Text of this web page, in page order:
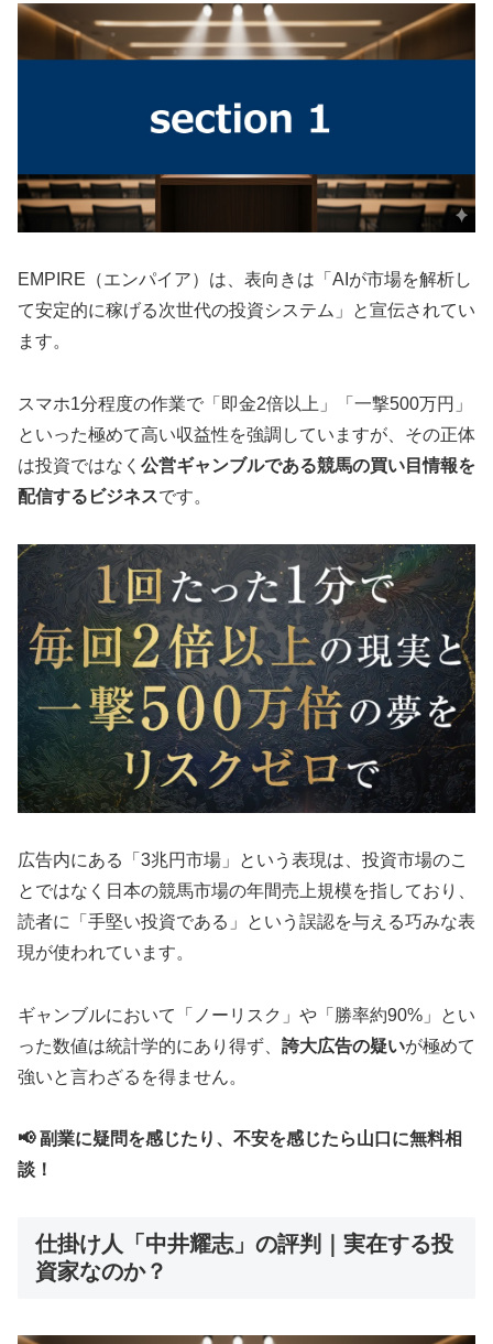
EMPIRE（エンパイア）は、表向きは「AIが市場を解析し
て安定的に稼げる次世代の投資システム」と宣伝されてい
ます。
スマホ1分程度の作業で「即金2倍以上」「一撃500万円」
といった極めて高い収益性を強調していますが、その正体
は投資ではなく 公営ギャンブルである競馬の買い目情報を
配信するビジネスです。
広告内にある「3兆円市場」という表現は、投資市場のこ
とではなく日本の競馬市場の年間売上規模を指しており、
読者に「手堅い投資である」という誤認を与える巧みな表
現が使われています。
ギャンブルにおいて「ノーリスク」や「勝率約90%」とい
った数値は統計学的にあり得ず、 誇大広告の疑いが極めて
強いと言わざるを得ません。
📢 副業に疑問を感じたり、不安を感じたら山口に無料相
談！
仕掛け人「中井耀志」の評判｜実在する投
資家なのか？